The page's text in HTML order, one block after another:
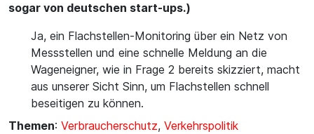
sogar von deutschen start-ups.)
Ja, ein Flachstellen-Monitoring über ein Netz von
Messstellen und eine schnelle Meldung an die
Wageneigner, wie in Frage 2 bereits skizziert, macht
aus unserer Sicht Sinn, um Flachstellen schnell
beseitigen zu können.
Themen: Verbraucherschutz, Verkehrspolitik